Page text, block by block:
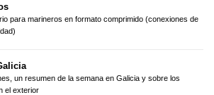
para marineros en formato comprimido (conexiones de
un resumen de la semana en Galicia y sobre los
el exterior